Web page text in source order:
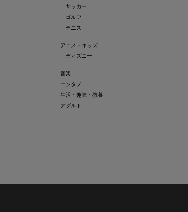
サッカー
ゴルフ
テニス
アニメ・キッズ
ディズニー
音楽
エンタメ
生活・趣味・教養
アダルト